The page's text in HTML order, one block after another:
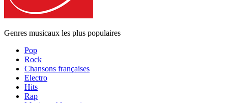
Genres musicaux les plus populaires
Pop
Rock
Chansons françaises
Electro
Hits
Rap